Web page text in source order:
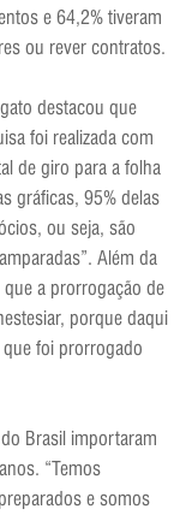
e 64,2% tiveram
ou rever contratos.
destacou que
foi realizada com
de giro para a folha
gráficas, 95% delas
ou seja, são
Além da
a prorrogação de
porque daqui
foi prorrogado
Brasil importaram
“Temos
e somos